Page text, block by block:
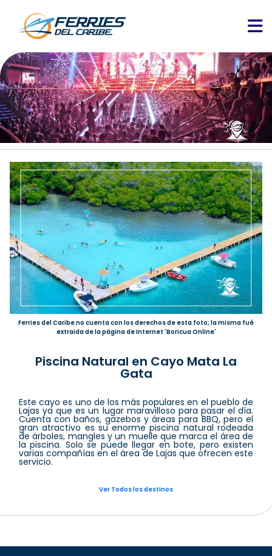
Ferries del Caribe no cuenta con los derechos de esta foto; la misma fué
extraida de la página de Internet 'Boricua Online'
Piscina Natural en Cayo Mata La
Gata
Este cayo es uno de los más populares en el pueblo de
Lajas ya que es un lugar maravilloso para pasar el día.
Cuenta con baños, gazebos y áreas para BBQ, pero el
gran atractivo es su enorme piscina natural rodeada
de árboles, mangles y un muelle que marca el área de
la piscina. Solo se puede llegar en bote, pero existen
varias compañías en el área de Lajas que ofrecen este
servicio.
Ver Todos los destinos